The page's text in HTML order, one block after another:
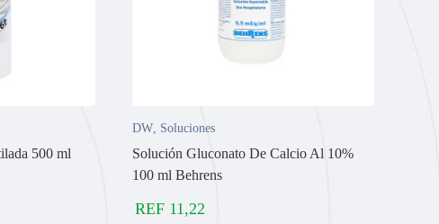
500 ml
DW, Soluciones
Solución Gluconato De Calcio Al 10%
100 ml Behrens
REF 11,22